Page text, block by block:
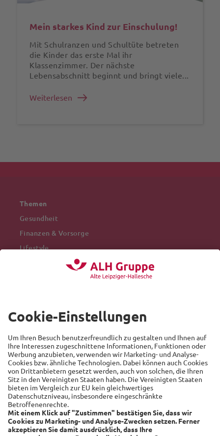
Mein starkes Kind zur Einschulung!
Mit Schulranzen und Schultüte betreten
die Kinder das erste Mal ihr
Klassenzimmer. Der nächste
Lebensabschnitt beginnt und bringt viele...
Weiterlesen
Themen
Gesundheit
Finanzen & Vorsorge
Lifestyle
Recht
Auto
Sicherheit
Familie
Links
Alte Leipziger
Hallesche
RSS-Feed